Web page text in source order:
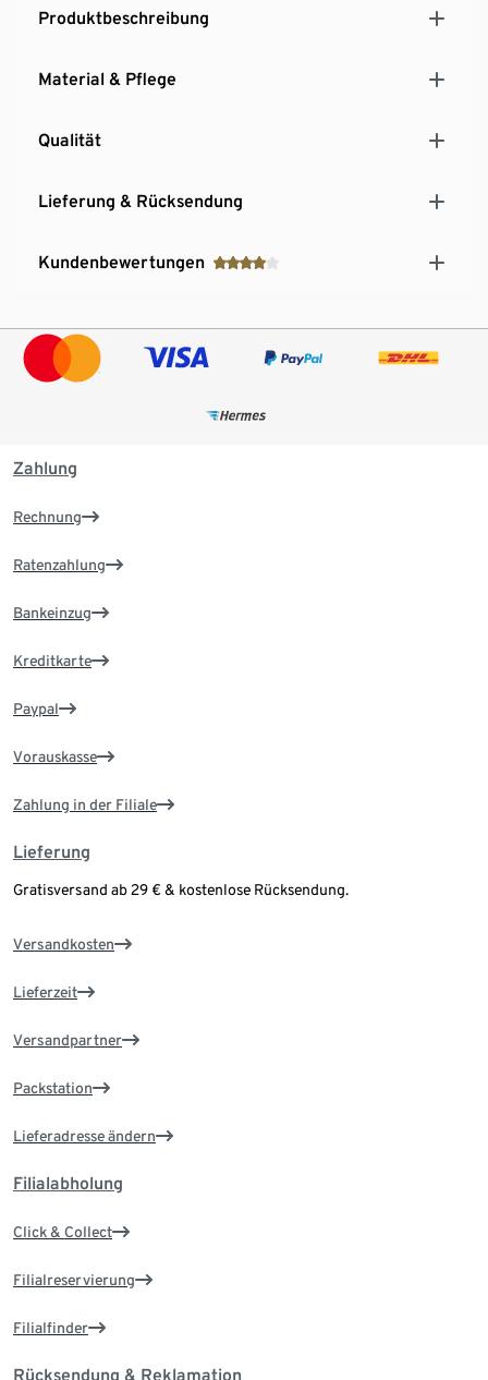
Produktbeschreibung
Material & Pflege
Qualität
Lieferung & Rücksendung
Kundenbewertungen
Zahlung
Rechnung
Ratenzahlung
Bankeinzug
Kreditkarte
Paypal
Vorauskasse
Zahlung in der Filiale
Lieferung
Gratisversand ab 29 € & kostenlose Rücksendung.
Versandkosten
Lieferzeit
Versandpartner
Packstation
Lieferadresse ändern
Filialabholung
Click & Collect
Filialreservierung
Filialfinder
Rücksendung & Reklamation